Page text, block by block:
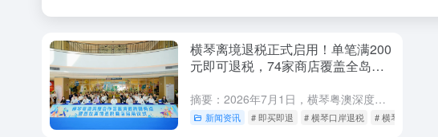
横琴离境退税正式启用！单笔满200
元即可退税，74家商店覆盖全岛
摘要：2026年7月1日，横琴粤澳深度合作区离境退税服务点暨首批退税商店在横琴口岸励骏庞都广场正式启用，标志着横琴"全岛离境退税+口岸免税商店"免税消费生态初步形成。境外旅客在横琴74家备案退税商店单...
新闻资讯 # 即买即退 # 横琴口岸退税 # 横琴离境退税